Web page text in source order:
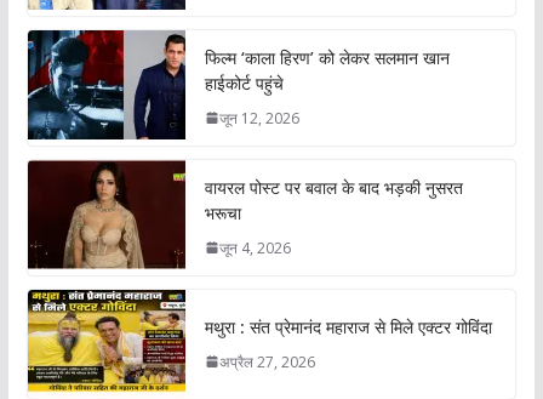
फिल्म ‘काला हिरण’ को लेकर सलमान खान
हाईकोर्ट पहुंचे
जून 12, 2026
वायरल पोस्ट पर बवाल के बाद भड़की नुसरत
भरूचा
जून 4, 2026
मथुरा : संत प्रेमानंद महाराज से मिले एक्टर गोविंदा
अप्रैल 27, 2026